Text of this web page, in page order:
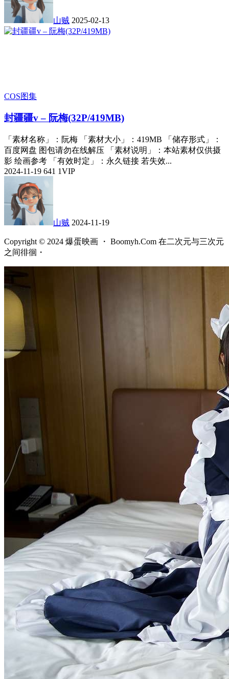
山贼 2025-02-13
COS图集
封疆疆v – 阮梅(32P/419MB)
「素材名称」：阮梅 「素材大小」：419MB 「储存形式」：
百度网盘 图包请勿在线解压 「素材说明」：本站素材仅供摄
影 绘画参考 「有效时定」：永久链接 若失效...
2024-11-19 641 1VIP
山贼 2024-11-19
Copyright © 2024 爆蛋映画 ・ Boomyh.Com 在二次元与三次元
之间徘徊・